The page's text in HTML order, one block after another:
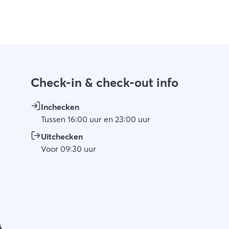
Check-in & check-out info
Inchecken
Tussen 16:00 uur en 23:00 uur
Uitchecken
Voor 09:30 uur